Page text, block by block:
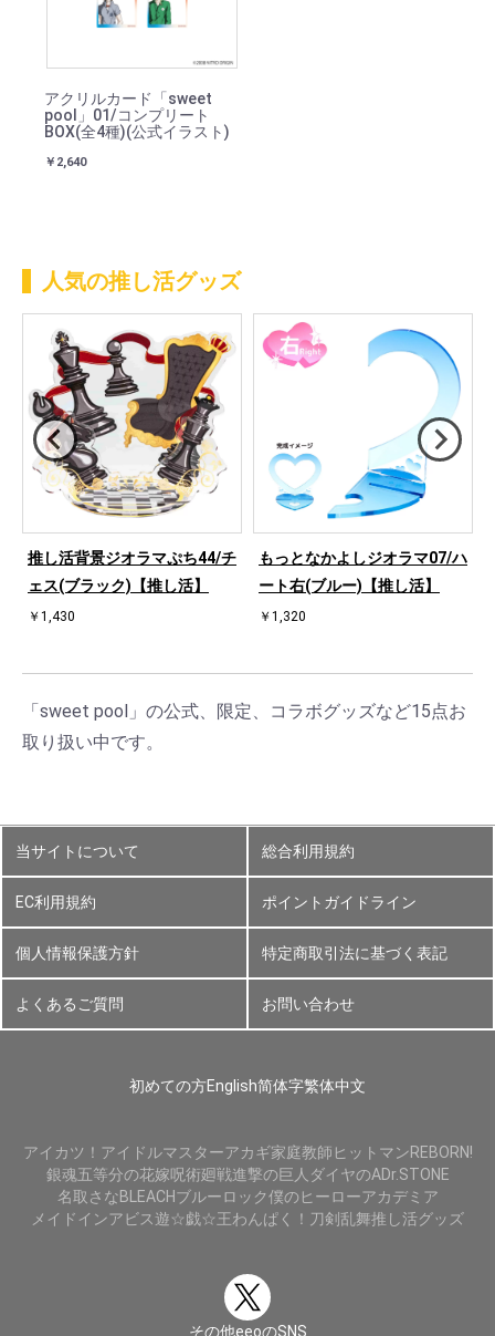
アクリルカード「sweet
pool」01/コンプリート
BOX(全4種)(公式イラスト)
￥2,640
人気の推し活グッズ
推し活背景ジオラマぷち44/チ
ェス(ブラック)【推し活】
￥1,430
もっとなかよしジオラマ07/ハ
ート右(ブルー)【推し活】
￥1,320
「sweet pool」の公式、限定、コラボグッズなど15点お
取り扱い中です。
当サイトについて 総合利用規約
EC利用規約 ポイントガイドライン
個人情報保護方針 特定商取引法に基づく表記
よくあるご質問 お問い合わせ
初めての方English简体字繁体中文
アイカツ！ アイドルマスターアカギ家庭教師ヒットマンREBORN!
銀魂五等分の花嫁呪術廻戦進撃の巨人 ダイヤのADr.STONE
名取さなBLEACHブルーロック僕のヒーローアカデミア
メイドインアビス遊☆戯☆王わんぱく！刀剣乱舞推し活グッズ
その他eeoのSNS